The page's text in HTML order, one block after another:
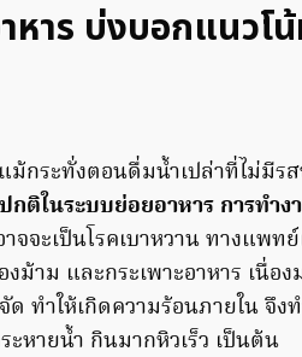
าร บ่งบอกแนวโน้
กระทั่งตอนดื่มน้ำเปล่าที่ไม่มีร
ในระบบย่อยอาหาร การทำง
จจะเป็นโรคเบาหวาน ทางแพ
ม้าม และกระเพาะอาหาร เนื่อ
ทำให้เกิดความร้อนภายใน จึง
หายน้ำ กินมากหิวเร็ว เป็นต้น